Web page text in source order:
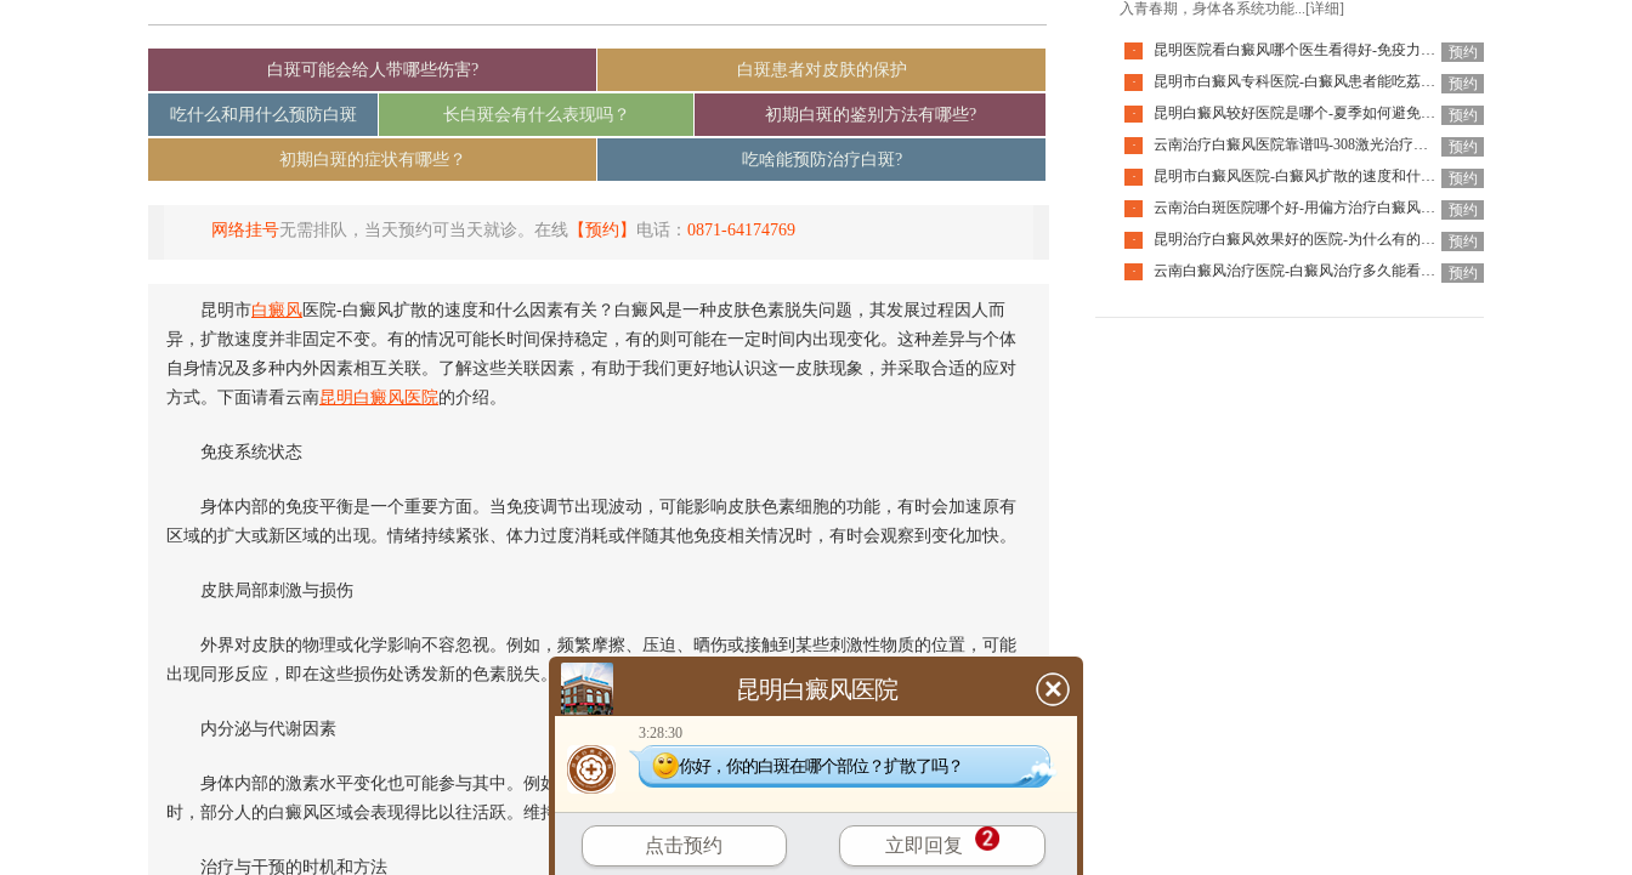
白斑可能会给人带哪些伤害? 白斑患者对皮肤的保护
吃什么和用什么预防白斑 长白斑会有什么表现吗？ 初期白斑的鉴别方法有哪些?
初期白斑的症状有哪些？ 吃啥能预防治疗白斑?
网络挂号无需排队，当天预约可当天就诊。在线 【预约】 电话： 0871-64174769
昆明市白癜风 医院-白癜风扩散的速度和什么因素有关？白癜风是一种皮肤色素脱失问题，其发展过程因人而
异，扩散速度并非固定不变。有的情况可能长时间保持稳定，有的则可能在一定时间内出现变化。这种差异与个体
自身情况及多种内外因素相互关联。了解这些关联因素，有助于我们更好地认识这一皮肤现象，并采取合适的应对
方式。下面请看云南昆明白癜风医院的介绍。
免疫系统状态
身体内部的免疫平衡是一个重要方面。当免疫调节出现波动，可能影响皮肤色素细胞的功能，有时会加速原有
区域的扩大或新区域的出现。情绪持续紧张、体力过度消耗或伴随其他免疫相关情况时，有时会观察到变化加快。
皮肤局部刺激与损伤
外界对皮肤的物理或化学影响不容忽视。例如，频繁摩擦、压迫、晒伤或接触到某些刺激性物质的位置，可能
出现同形反应，即在这些损伤处诱发新的色素脱失。保护皮肤，避免不必要的刺激，对维持稳定有帮助。
内分泌与代谢因素
身体内部的激素水平变化也可能参与其中。例如，在青春期、妊娠期等生理阶段，或伴随某些代谢功能变化
时，部分人的白癜风区域会表现得比以往活跃。维持规律的生活节奏，注意整体健康，具有积极意义。
治疗与干预的时机和方法
入青春期，身体各系统功能... [详细]
· 昆明医院看白癜风哪个医生看得好-免疫力提升后白癜风会好吗
预约
·
昆明市白癜风专科医院-白癜风患者能吃荔枝吗夏天
预约
·
昆明白癜风较好医院是哪个-夏季如何避免白癜风加重
预约
·
云南治疗白癜风医院靠谱吗-308激光治疗白癜风疼吗
预约
·
昆明市白癜风医院-白癜风扩散的速度和什么因素有关
预约
·
云南治白斑医院哪个好-用偏方治疗白癜风会有什么风险
预约
·
昆明治疗白癜风效果好的医院-为什么有的人白癜风好得快
预约
·
云南白癜风治疗医院-白癜风治疗多久能看到效果呢 预约
昆明白癜风医院
3:28:30
你好，你的白斑在哪个部位？扩散了吗？
点击预约 立即回复